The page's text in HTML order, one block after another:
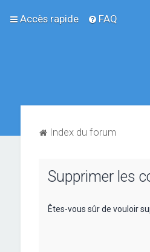
Accès rapide FAQ
Index du forum
Supprimer les
Êtes-vous sûr de vouloir